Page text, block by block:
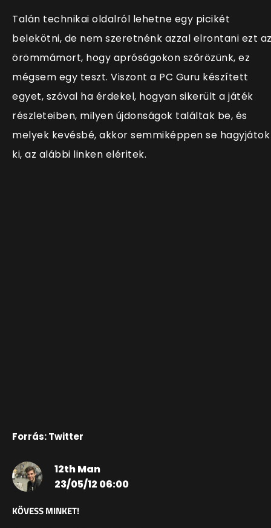
Talán technikai oldalról lehetne egy picikét
belekötni, de nem szeretnénk azzal elrontani ezt
örömmámort, hogy apróságokon szőrözünk, ez
mégsem egy teszt. Viszont a PC Guru készített
egyet, szóval ha érdekel, hogyan sikerült a játék
részleteiben, milyen újdonságok találtak be, és
melyek kevésbé, akkor semmiképpen se hagyjátok
ki, az alábbi linken eléritek.
Forrás: Twitter
12th Man
23/05/12 06:00
KÖVESS MINKET!